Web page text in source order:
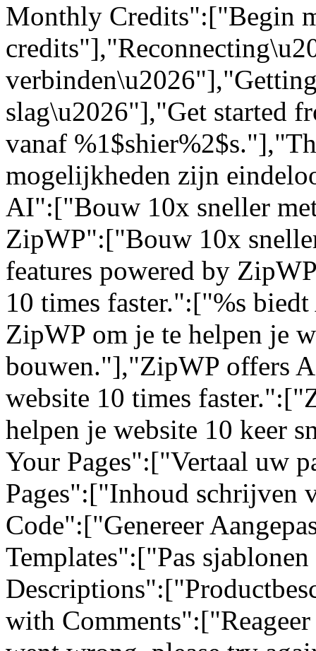
Monthly Credits":["Begin
slag\u2026"],"Get started
vanaf
mogelijkheden zijn
AI":["Bouw 10x sneller
ZipWP":["Bouw 10x
features powered by
10 times faster.":["%s
ZipWP om je te helpen je
bouwen."],"ZipWP offers
website 10 times
helpen je website 10 keer
Your Pages":["Vertaal uw
Pages":["Inhoud schrijven
Code":["Genereer
Templates":["Pas
with